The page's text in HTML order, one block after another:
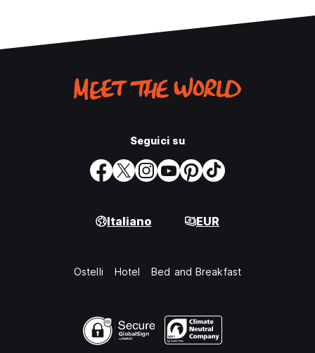
Seguici su
Italiano EUR
Ostelli Hotel Bed and Breakfast